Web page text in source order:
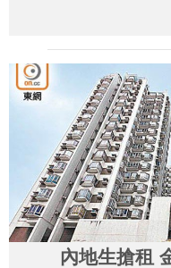
內地生搶租